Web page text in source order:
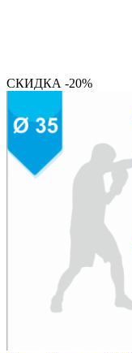
СКИДКА -20%